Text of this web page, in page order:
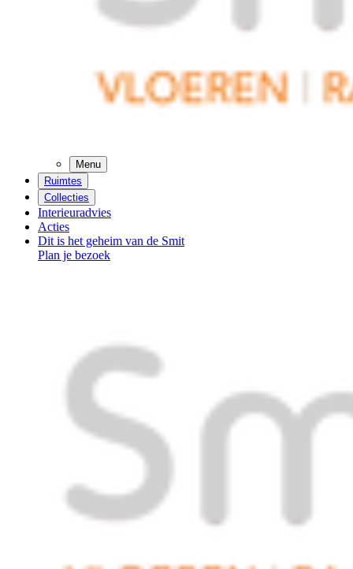
Menu
Ruimtes
Collecties
Interieuradvies
Acties
Dit is het geheim van de Smit
Plan je bezoek